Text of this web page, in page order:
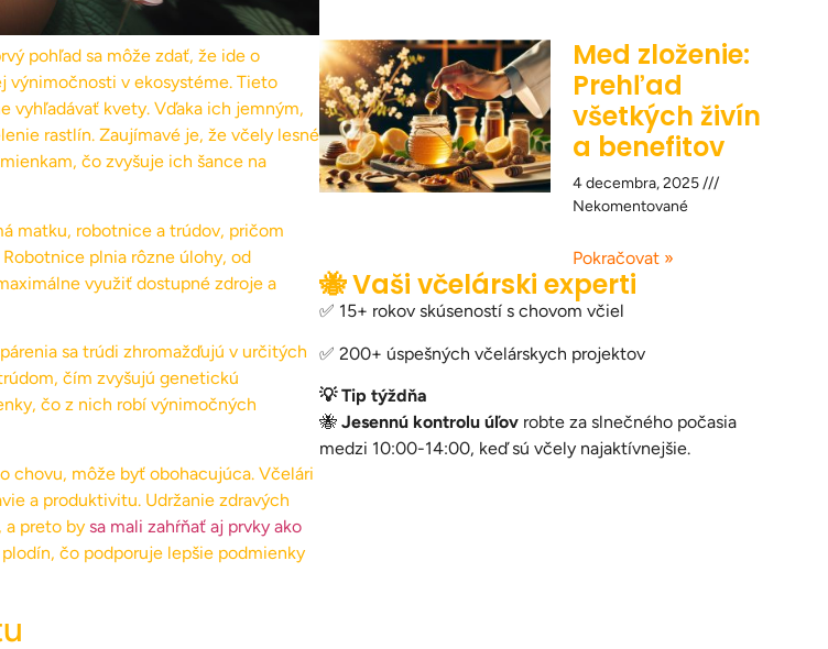
pohľad sa môže zdať, že ide o
výnimočnosti v ekosystéme. Tieto
vyhľadávať kvety. Vďaka ich jemným,
rastlín. Zaujímavé je, že včely lesné
čo zvyšuje ich šance na
matku, robotnice a trúdov, pričom
plnia rôzne úlohy, od
využiť dostupné zdroje a
sa trúdi zhromažďujú v určitých
čím zvyšujú genetickú
čo z nich robí výnimočných
chovu, môže byť obohacujúca. Včelári
a produktivitu. Udržanie zdravých
a preto by sa mali zahŕňať aj prvky ako
čo podporuje lepšie podmienky
Med zloženie:
Prehľad
všetkých živín
a benefitov
4 decembra, 2025
Nekomentované
Pokračovat »
🐝 Vaši včelárski experti
✅ 15+ rokov skúseností s chovom včiel
✅ 200+ úspešných včelárskych projektov
💡 Tip týždňa
🐝 Jesennú kontrolu úľov robte za slnečného počasia
medzi 10:00-14:00, keď sú včely najaktívnejšie.